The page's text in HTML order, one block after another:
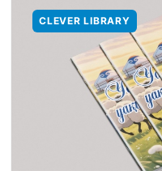
CLEVER LIBRARY